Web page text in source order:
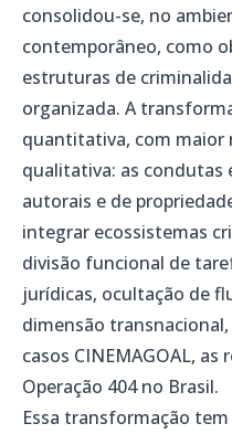
consolidou-se, no
contemporâneo, como
estruturas de
organizada. A
quantitativa, com maior
qualitativa: as condutas
autorais e de
integrar ecossistemas
divisão funcional de
jurídicas, ocultação de
dimensão
casos CINEMAGOAL, as
Operação 404 no Brasil.
Essa transformação